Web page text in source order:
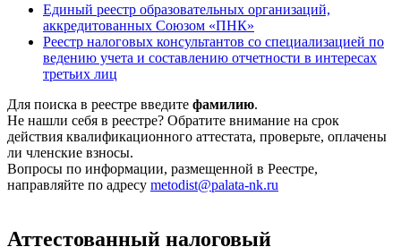
Единый реестр образовательных организаций,
аккредитованных Союзом «ПНК»
Реестр налоговых консультантов со специализацией по
ведению учета и составлению отчетности в интересах
третьих лиц
Для поиска в реестре введите фамилию.
Не нашли себя в реестре? Обратите внимание на срок
действия квалификационного аттестата, проверьте, оплачены
ли членские взносы.
Вопросы по информации, размещенной в Реестре,
направляйте по адресу metodist@palata-nk.ru
Аттестованный налоговый